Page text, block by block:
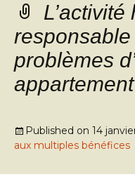
problèmes
appartement
Published on 14
aux multiples bénéfices